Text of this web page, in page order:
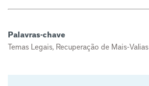
Palavras-chave
Temas Legais, Recuperação de Mais-Valias